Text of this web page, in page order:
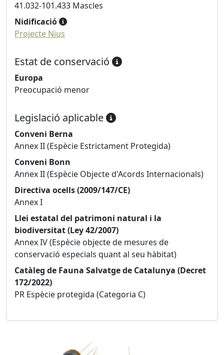
41.032-101.433 Mascles
Nidificació
Projecte Nius
Estat de conservació
Europa
Preocupació menor
Legislació aplicable
Conveni Berna
Annex II (Espècie Estrictament Protegida)
Conveni Bonn
Annex II (Espècie Objecte d'Acords Internacionals)
Directiva ocells (2009/147/CE)
Annex I
Llei estatal del patrimoni natural i la
biodiversitat (Ley 42/2007)
Annex IV (Espècie objecte de mesures de
conservació especials quant al seu hàbitat)
Catàleg de Fauna Salvatge de Catalunya (Decret
172/2022)
PR Espècie protegida (Categoria C)